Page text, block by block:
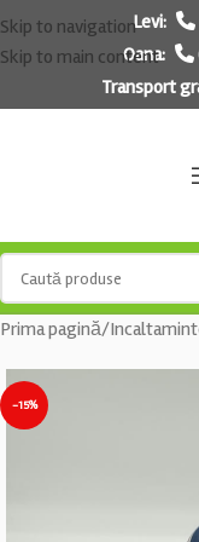
Skip to navigation
Skip to main content
Levi:
Oana:
Transport
Prima pagină/
-15%